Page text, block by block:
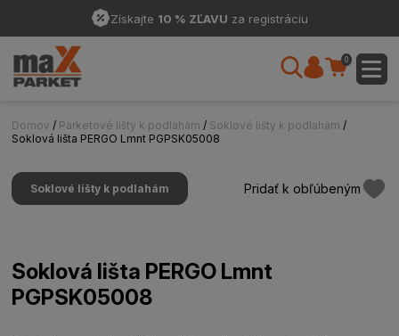
Získajte 10 % ZĽAVU za registráciu
0
Domov / Parketové lišty k podlahám / Soklové lišty k podlahám /
Soklová lišta PERGO Lmnt PGPSK05008
Soklové lišty k podlahám Pridať k obľúbeným
Soklová lišta PERGO Lmnt
PGPSK05008